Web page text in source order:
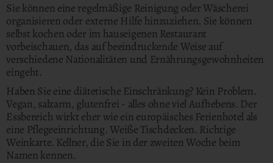
Sie können eine regelmäßige Reinigung oder Wäscherei
organisieren oder externe Hilfe hinzuziehen. Sie können
selbst kochen oder im hauseigenen Restaurant
vorbeischauen, das auf beeindruckende Weise auf
verschiedene Nationalitäten und Ernährungsgewohnheiten
eingeht.
Haben Sie eine diätetische Einschränkung? Kein Problem.
Vegan, salzarm, glutenfrei - alles ohne viel Aufhebens. Der
Essbereich wirkt eher wie ein europäisches Ferienhotel als
eine Pflegeeinrichtung. Weiße Tischdecken. Richtige
Weinkarte. Kellner, die Sie in der zweiten Woche beim
Namen kennen.